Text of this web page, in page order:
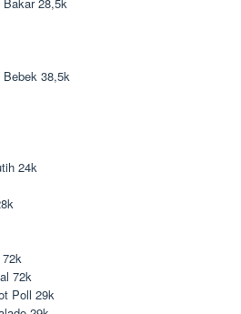
Bebek 38,5k
24k
72k
Poll 29k